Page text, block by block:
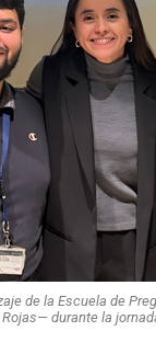
de la Escuela de
durante la